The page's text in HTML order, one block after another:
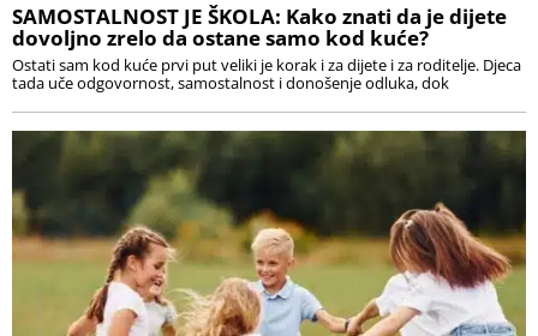
SAMOSTALNOST JE ŠKOLA: Kako znati da je dijete
dovoljno zrelo da ostane samo kod kuće?
Ostati sam kod kuće prvi put veliki je korak i za dijete i za roditelje. Djeca
tada uče odgovornost, samostalnost i donošenje odluka, dok